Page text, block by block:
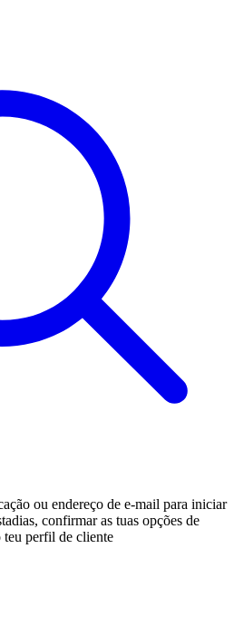
ou endereço de e-mail para iniciar
confirmar as tuas opções de
teu perfil de cliente